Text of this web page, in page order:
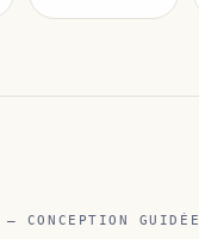
— CONCEPTION GUIDÉE